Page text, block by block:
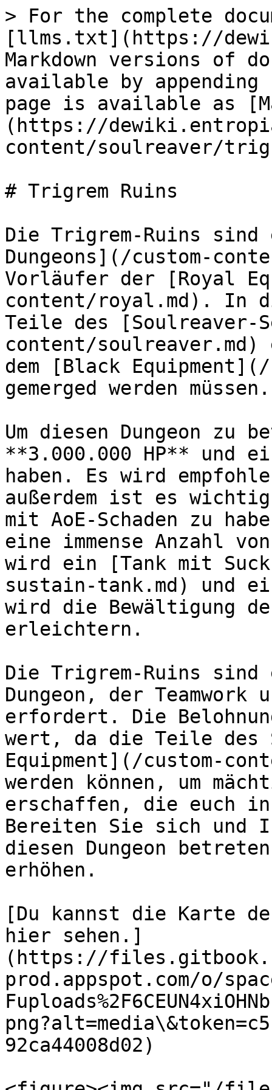
> For the complete
[llms.txt](https://
Markdown versions of
available by
page is available as
(https://
content/soulreaver/
# Trigrem Ruins
Die Trigrem-Ruins
Dungeons](/custom-
Vorläufer der [Royal
content/royal.md). In
Teile des [Soulreaver-
content/
dem [Black
gemerged werden müssen.
Um diesen Dungeon zu
**3.000.000 HP** und
haben. Es wird
außerdem ist es
mit AoE-Schaden zu
eine immense Anzahl
wird ein [Tank mit
sustain-tank.md) und
wird die Bewältigung
erleichtern.
Die Trigrem-Ruins
Dungeon, der
erfordert. Die
wert, da die Teile des
Equipment](/custom-
werden können, um
erschaffen, die euch in
Bereiten Sie sich und
diesen Dungeon
erhöhen.
[Du kannst die Karte
hier sehen.]
(https://
prod.appspot.com/o/
92ca44008d02)